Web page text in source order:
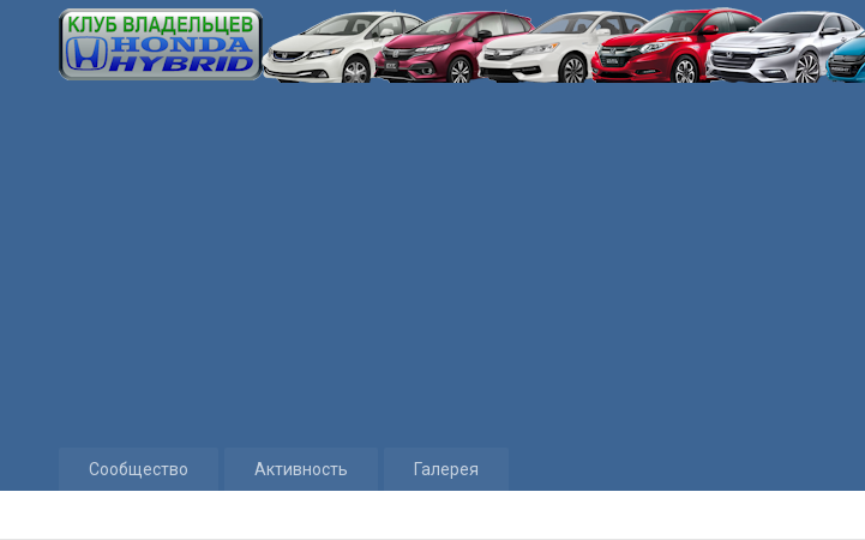
Сообщество Активность Галерея